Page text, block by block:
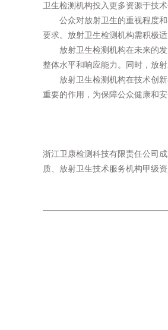
卫生检测机构投入更多资源于技术
公众对放射卫生的重视程度
要求。放射卫生检测机构需积极
放射卫生检测机构在未来的
整体水平和响应能力。同时，放
放射卫生检测机构在技术创
重要的作用，为保障公众健康和
浙江卫康检测科技有限责任公司
质、放射卫生技术服务机构甲级